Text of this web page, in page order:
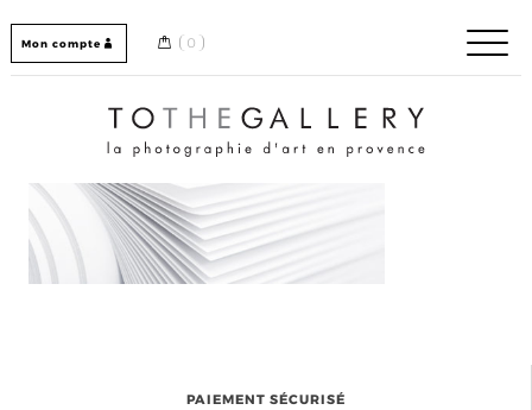
Mon compte 0
Home / Accueil
PAIEMENT SÉCURISÉ